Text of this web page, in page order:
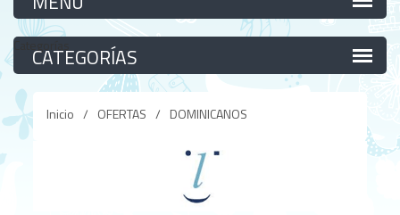
Categorías
Inicio / OFERTAS / DOMINICANOS